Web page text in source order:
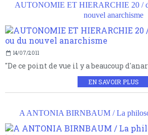
AUTONOMIE ET HIERARCHIE 20 /
nouvel anarchisme
14/07/2011
"De ce point de vue il y a beaucoup
EN SAVOIR PLUS
A ANTONIA BIRNBAUM / La